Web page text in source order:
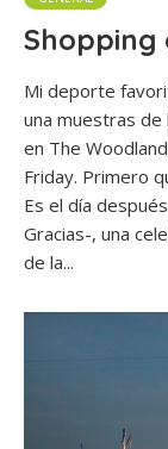
Shopping
Mi deporte
una muestras
en The
Friday. Primero
Es el día
Gracias-, una
de la...